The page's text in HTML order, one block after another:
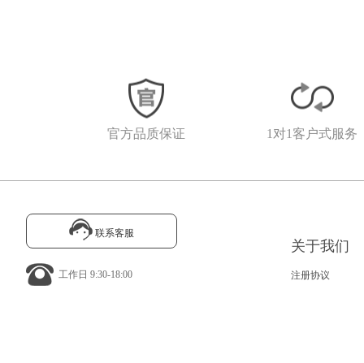
官方品质保证 1对1客户式服务
联系客服
工作日 9:30-18:00
关于我们
注册协议